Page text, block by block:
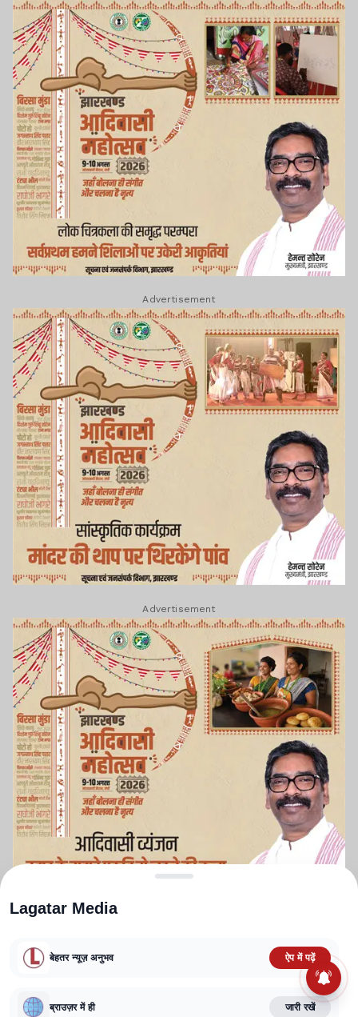
Advertisement
Advertisement
TERMS AND CONDITIONS
CORRECTIONS POLICY
FACT CHECKING POLICY
Lagatar Media
बेहतर न्यूज़ अनुभव ऐप में पढ़ें
ब्राउज़र में ही जारी रखें